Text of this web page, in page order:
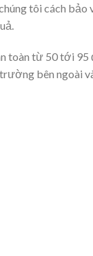
tôi cách bảo
toàn từ 50 tới 95
bên ngoài